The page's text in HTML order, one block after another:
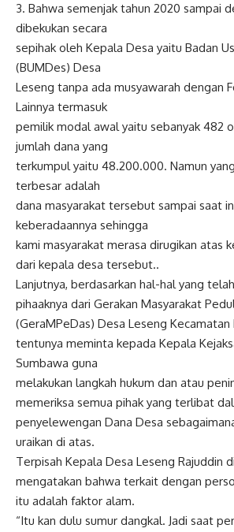
3. Bahwa semenjak tahun 2020 sampai
dibekukan secara
sepihak oleh Kepala Desa yaitu Badan
(BUMDes) Desa
Leseng tanpa ada musyawarah dengan
Lainnya termasuk
pemilik modal awal yaitu sebanyak 482
jumlah dana yang
terkumpul yaitu 48.200.000. Namun
terbesar adalah
dana masyarakat tersebut sampai saat
keberadaannya sehingga
kami masyarakat merasa dirugikan atas
dari kepala desa tersebut..
Lanjutnya, berdasarkan hal-hal yang
pihaaknya dari Gerakan Masyarakat
(GeraMPeDas) Desa Leseng Kecamatan
tentunya meminta kepada Kepala
Sumbawa guna
melakukan langkah hukum dan atau
memeriksa semua pihak yang terlibat
penyelewengan Dana Desa
uraikan di atas.
Terpisah Kepala Desa Leseng Rajuddin
mengatakan bahwa terkait dengan
itu adalah faktor alam.
“Itu kan dulu sumur dangkal. Jadi saat